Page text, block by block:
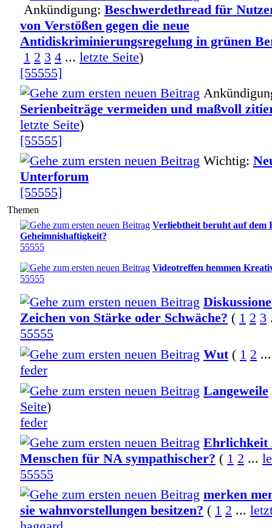
Ankündigung: Beschwerdethread für
von Verstößen gegen die neue
Antidiskriminierungsregelung in grünen
1 2 3 4 ... letzte Seite)
[55555]
Serienbeiträge vermeiden und maßvoll
letzte Seite)
[55555]
Wichtig:
Unterforum
[55555]
Themen
Verliebtheit beruht auf dem
Geheimnishaftigkeit?
55555
Videotreffen hemmen
55555
Zeichen von Stärke oder Schwäche? ( 1 2 3
55555
Wut ( 1 2
feder
Langeweile
Seite)
feder
Ehrlichkeit
Menschen für NA sympathischer? ( 1 2 ...
55555
merken
sie wahnvorstellungen besitzen? ( 1 2 ...